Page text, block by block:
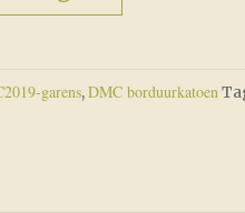
garens,DMC borduurkatoen